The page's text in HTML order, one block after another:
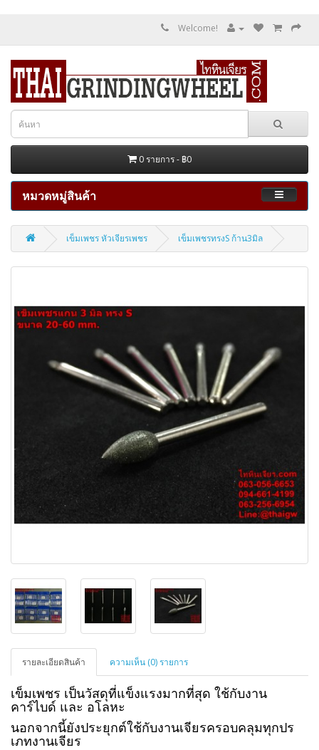
Welcome!
0 รายการ - ฿0
หมวดหมู่สินค้า
เข็มเพชร หัวเจียรเพชร เข็มเพชรทรงS ก้าน3มิล
รายละเอียดสินค้า ความเห็น (0) รายการ
เข็มเพชร เป็นวัสดุที่แข็งแรงมากที่สุด ใช้กับงาน
คาร์ไบด์ และ อโลหะ
นอกจากนี้ยังประยุกต์ใช้กับงานเจียรครอบคลุมทุกปร
เภทงานเจียร